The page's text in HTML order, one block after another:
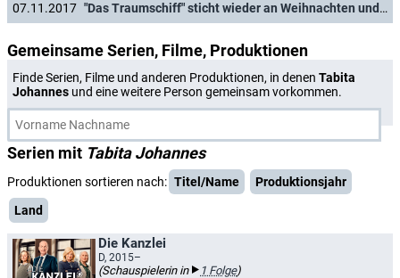
07.11.2017
"Das Traumschiff" sticht wieder an Weihnachten und Neujahr in See
Gemeinsame Serien, Filme, Produktionen
Finde Serien, Filme und anderen Produktionen, in denen Tabita
Johannes und eine weitere Person gemeinsam vorkommen.
Serien mit Tabita Johannes
Produktionen sortieren nach: Titel/Name
Produktionsjahr
Land
Die Kanzlei
D, 2015–
(Schauspielerin in 1 Folge)